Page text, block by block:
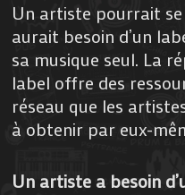
Un artiste pourrait
aurait besoin d’un
sa musique seul. La
label offre des
réseau que les
à obtenir par eux-
Un artiste a besoin